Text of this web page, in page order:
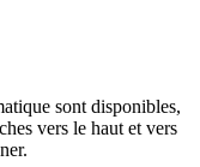
sont disponibles,
vers le haut et vers